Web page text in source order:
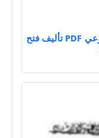
تحميل كتاب الإيمان بالله والجدل الشيوعي PDF تأليف فتح